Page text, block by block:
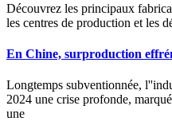
Découvrez les principaux
les centres de production et les
En Chine, surproduction
Longtemps subventionnée,
2024 une crise profonde,
une